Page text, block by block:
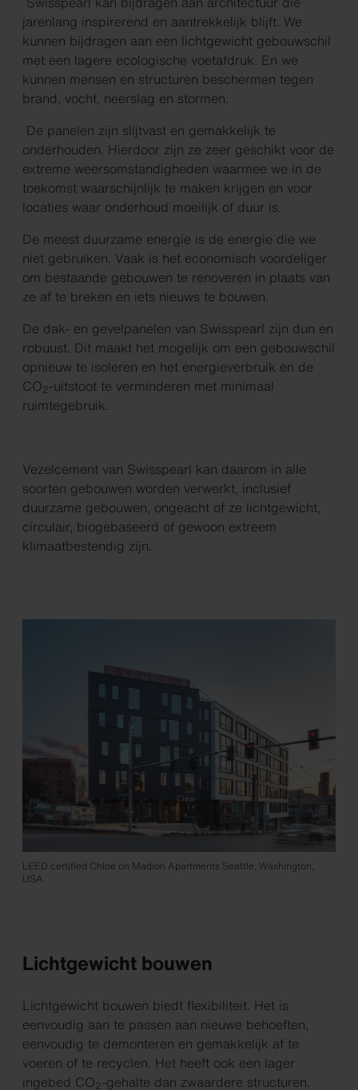
jarenlang inspirerend en aantrekkelijk blijft. We
kunnen bijdragen aan een lichtgewicht gebouwschil
met een lagere ecologische voetafdruk. En we
kunnen mensen en structuren beschermen tegen
brand, vocht, neerslag en stormen.
De panelen zijn slijtvast en gemakkelijk te
onderhouden. Hierdoor zijn ze zeer geschikt voor de
extreme weersomstandigheden waarmee we in de
toekomst waarschijnlijk te maken krijgen en voor
locaties waar onderhoud moeilijk of duur is.
De meest duurzame energie is de energie die we
niet gebruiken. Vaak is het economisch voordeliger
om bestaande gebouwen te renoveren in plaats van
ze af te breken en iets nieuws te bouwen.
De dak- en gevelpanelen van Swisspearl zijn dun en
robuust. Dit maakt het mogelijk om een gebouwschil
opnieuw te isoleren en het energieverbruik en de
CO2-uitstoot te verminderen met minimaal
ruimtegebruik.
Vezelcement van Swisspearl kan daarom in alle
soorten gebouwen worden verwerkt, inclusief
duurzame gebouwen, ongeacht of ze lichtgewicht,
circulair, biogebaseerd of gewoon extreem
klimaatbestendig zijn.
LEED certified Chloe on Madion Apartments Seattle, Washington,
USA
Lichtgewicht bouwen
Lichtgewicht bouwen biedt flexibiliteit. Het is
eenvoudig aan te passen aan nieuwe behoeften,
eenvoudig te demonteren en gemakkelijk af te
voeren of te recyclen. Het heeft ook een lager
ingebed CO2-gehalte dan zwaardere structuren.